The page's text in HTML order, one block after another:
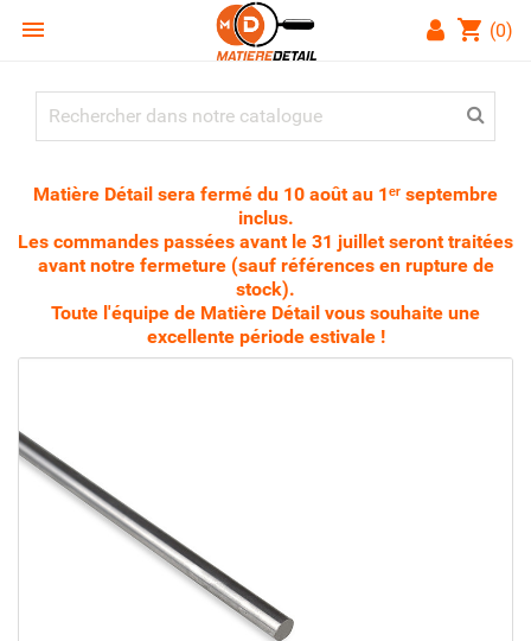
 shopping_cart (0)
Matière Détail sera fermé du 10 août au 1ᵉʳ septembre
inclus.
Les commandes passées avant le 31 juillet seront traitées
avant notre fermeture (sauf références en rupture de
stock).
Toute l'équipe de Matière Détail vous souhaite une
excellente période estivale !